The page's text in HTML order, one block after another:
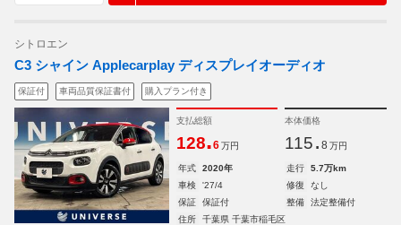
シトロエン
C3 シャイン Applecarplay ディスプレイオーディオ
保証付 車両品質保証書付 購入プラン付き
支払総額
128.6 万円
本体価格
115. 8 万円
年式 2020年 走行
5.7万km
車検
'27/4 修復
なし
保証
保証付 整備
法定整備付
住所
千葉県 千葉市稲毛区